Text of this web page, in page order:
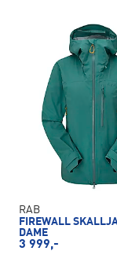
RAB
FIREWALL
DAME
3 999,-